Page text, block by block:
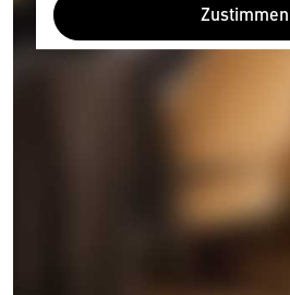
Zustimmen
Wir benötigen Ihre